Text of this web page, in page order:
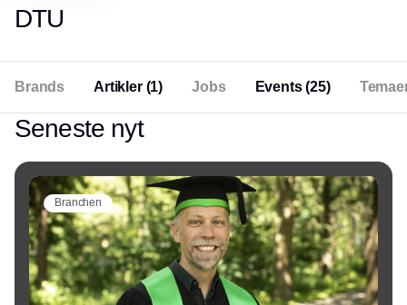
DTU
Brands Artikler (1) Jobs Events(25)
Seneste nyt
Branchen